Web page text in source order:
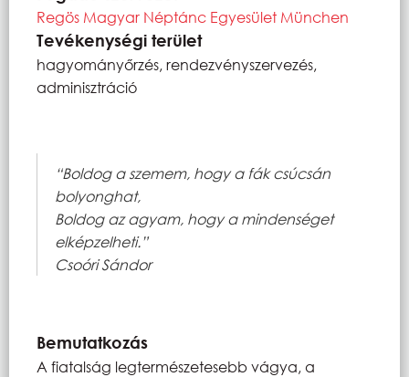
Regös Magyar Néptánc Egyesület München
Tevékenységi terület
hagyományőrzés, rendezvényszervezés,
adminisztráció
“Boldog a szemem, hogy a fák csúcsán
bolyonghat,
Boldog az agyam, hogy a mindenséget
elképzelheti.”
Csoóri Sándor
Bemutatkozás
A fiatalság legtermészetesebb vágya, a